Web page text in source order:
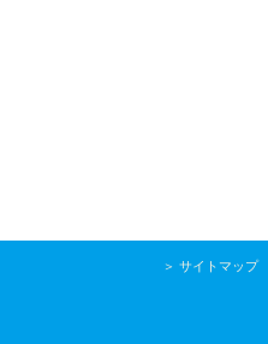
＞ サイトマップ